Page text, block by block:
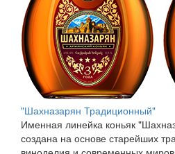
"Шахназарян Традиционный"
Именная линейка коньяк
создана на основе старейших